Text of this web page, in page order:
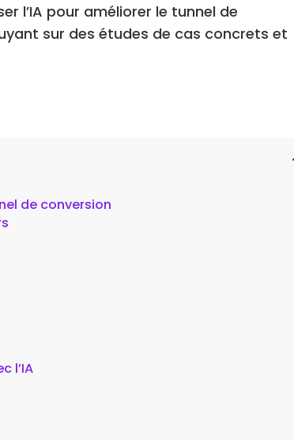
l’IA pour améliorer le tunnel de
sur des études de cas concrets et
de conversion
l’IA